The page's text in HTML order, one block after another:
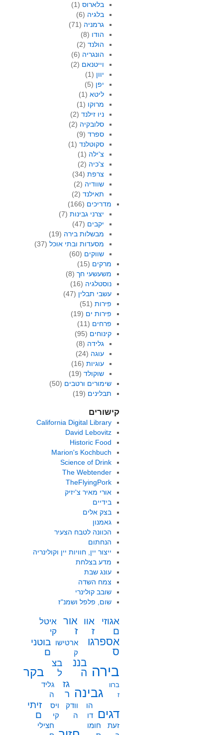
בלארוס (1)
בלגיה (6)
גרמניה (71)
הודו (8)
הולנד (2)
הונגריה (6)
וייטנאם (2)
יוון (1)
יפן (5)
ליטא (1)
מרוקו (1)
ניו זילנד (2)
סלובקיה (2)
ספרד (9)
סקוטלנד (1)
צ'ילה (1)
צ'כיה (2)
צרפת (34)
שוודיה (2)
תאילנד (2)
מדריכים (166)
יצרני גבינות (7)
יקבים (47)
מבשלות בירה (19)
מסעדות ובתי אוכל (37)
שווקים (60)
מרקים (15)
משעשעי חך(8)
נוסטלגיה (16)
עשבי תבלין (47)
פירות(51)
פירות ים (19)
פרחים (11)
קינוחים (95)
גלידה (8)
עוגה (24)
עוגיות (16)
שוקולד (19)
שימורים ורטבים (50)
תבלינים (19)
קישורים
California Digital Library
David Lebovitz
Historic Food
Marion's Kochbuch
Science of Drink
The Webtender
TheFlyingPork
אורי מאיר צ'יזיק
בידיים
בצק אלים
גאמנון
הכוונה לטבח הצעיר
הנחתום
ייצור יין, חוויות יין וקולינריה
מדע בצלחת
עונג שבת
צמח השדה
שובב קולינרי
שום, פלפל ושמנ"ז
אגוזי
ם
אוו
ז
אור
ז
איטל
קי
אספרגו
ס
ארטישו
ק
בוטני
ם
בירה
בננ
ה
בצ
ל
בקר
ברוו
ז
גבינה
גז
ר
גליד
ה
דגים
הו
דו
וודק
ה
ויס
קי
זיתי
ם
זעת
חומו
חצילי